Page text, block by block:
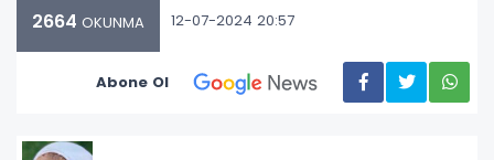
2664 OKUNMA 12-07-2024 20:57
Abone Ol